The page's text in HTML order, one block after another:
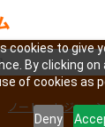
cookies to give
By clicking
of cookies as
Deny
ノート レジャー